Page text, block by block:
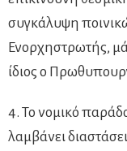
συγκάλυψη
Ενορχηστρωτής,
ίδιος ο
4. Το νομικό
λαμβάνει